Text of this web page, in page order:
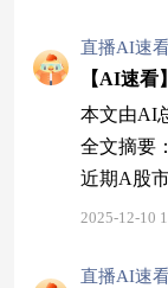
调长期持
产品作为
和资产配
投资风险
直播AI速
【AI速看
本文由AI
全文摘要
近期A股
弱，有色
精特新小
2025-12-10
直播AI速